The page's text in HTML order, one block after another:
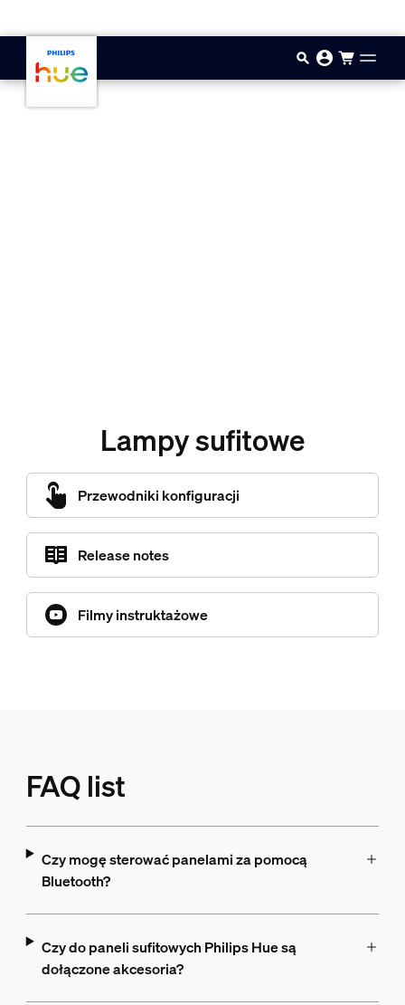
Lampy sufitowe
Przewodniki konfiguracji
Release notes
Filmy instruktażowe
FAQ list
Czy mogę sterować panelami za pomocą
Bluetooth?
Czy do paneli sufitowych Philips Hue są
dołączone akcesoria?